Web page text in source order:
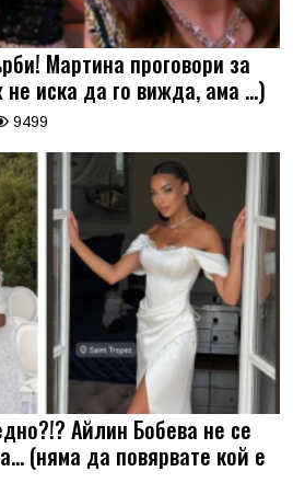
Мартина проговори за
иска да го вижда, ама …)
9499
Айлин Бобева не се
(няма да повярвате кой е